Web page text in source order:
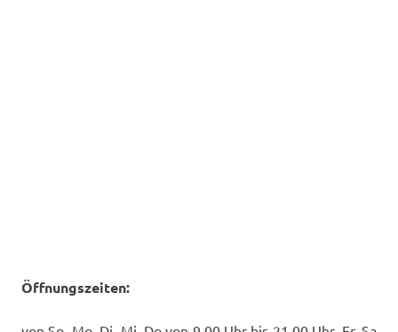
Öffnungszeiten: